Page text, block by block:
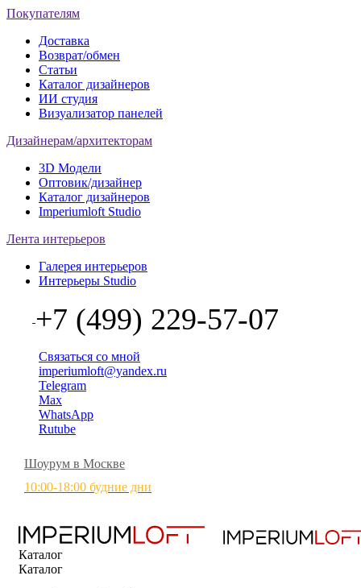
Покупателям
Доставка
Возврат/обмен
Статьи
Каталог дизайнеров
ИИ студия
Визуализатор панелей
Дизайнерам/архитекторам
3D Модели
Оптовик/дизайнер
Каталог дизайнеров
Imperiumloft Studio
Лента интерьеров
Галерея интерьеров
Интерьеры Studio
+7 (499) 229-57-07
Связаться со мной
imperiumloft@yandex.ru
Telegram
Max
WhatsApp
Rutube
Шоурум в Москве
10:00-18:00 будние дни
Каталог
Каталог